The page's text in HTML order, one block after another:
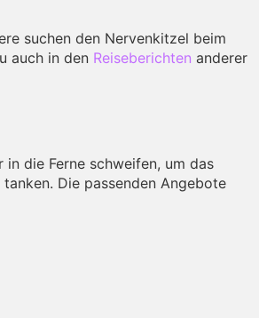
suchen den Nervenkitzel beim
auch in den Reiseberichten anderer
die Ferne schweifen, um das
Die passenden Angebote